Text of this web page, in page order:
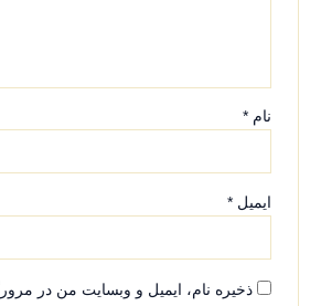
نام*
ایمیل*
ذخیره نام، ایمیل و وبسایت من در